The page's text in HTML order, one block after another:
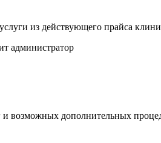
из действующего прайса
администратор
возможных дополнительных